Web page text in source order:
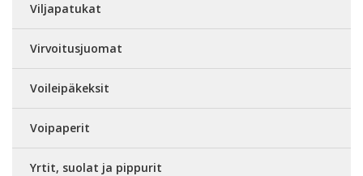
Viljapatukat
Virvoitusjuomat
Voileipäkeksit
Voipaperit
Yrtit, suolat ja pippurit